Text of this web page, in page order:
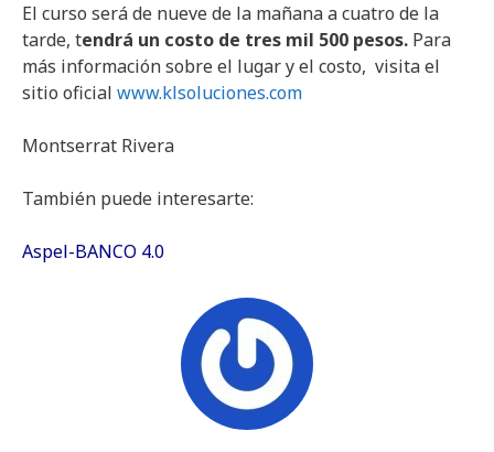
El curso será de nueve de la mañana a cuatro de la
tarde, tendrá un costo de tres mil 500 pesos. Para
más información sobre el lugar y el costo, visita el
sitio oficial www.klsoluciones.com
Montserrat Rivera
También puede interesarte:
Aspel-BANCO 4.0